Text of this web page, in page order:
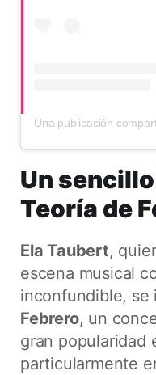
Un
Teoría de
Ela Taubert,
escena musical
inconfundible, se
Febrero, un
gran popularidad
particularmente